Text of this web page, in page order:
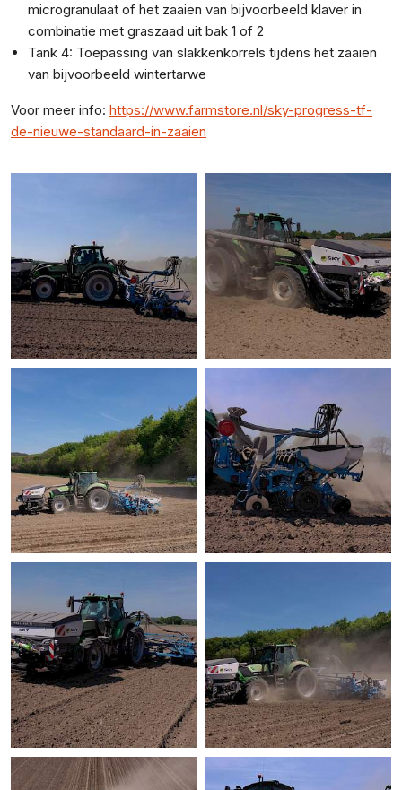
microgranulaat of het zaaien van bijvoorbeeld klaver in
combinatie met graszaad uit bak 1 of 2
Tank 4: Toepassing van slakkenkorrels tijdens het zaaien
van bijvoorbeeld wintertarwe
Voor meer info: https://www.farmstore.nl/sky-progress-tf-
de-nieuwe-standaard-in-zaaien